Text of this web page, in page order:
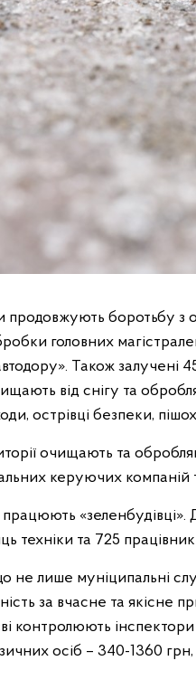
продовжують боротьбу з
головних
Також залучені
від снігу та
острівці безпеки,
очищають та
керуючих компаній
техніки та 725
не лише муніципальні
за вчасне та
контролюють
осіб – 340-1360